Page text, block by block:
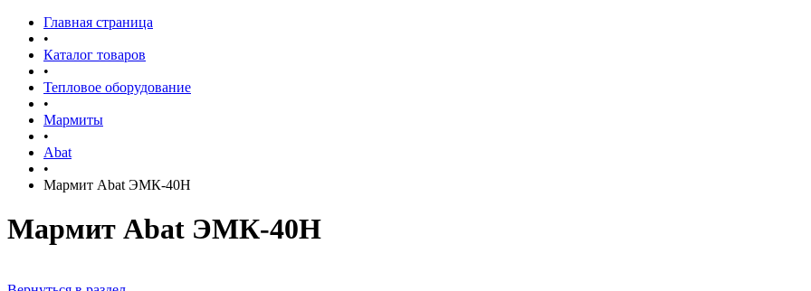
Главная страница
•
Каталог товаров
•
Тепловое оборудование
•
Мармиты
•
Abat
•
Мармит Abat ЭМК-40Н
Мармит Abat ЭМК-40Н